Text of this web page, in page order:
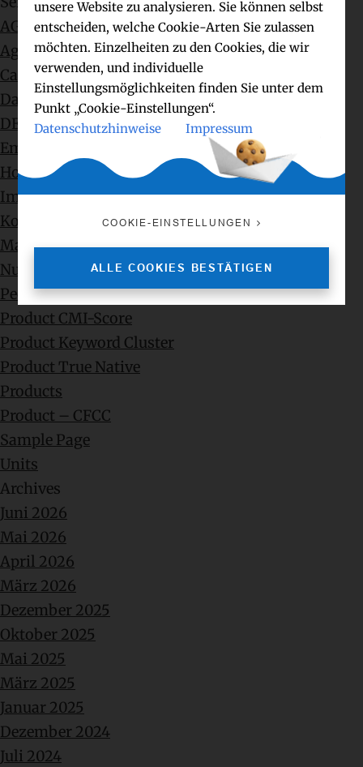
AGB
Agency
Cases
Datenschutz
DEVELOPMENT
Employer Hub
Home
Impressum
Kontakt – Get in touch
Mag
Nutzungsbedingungen
People
Product CMI-Score
Product Keyword Cluster
Product True Native
Products
Product – CFCC
Sample Page
Units
Archives
Juni 2026
Mai 2026
April 2026
März 2026
Dezember 2025
Oktober 2025
Mai 2025
März 2025
Januar 2025
Dezember 2024
Juli 2024
unsere Website zu analysieren. Sie können selbst
entscheiden, welche Cookie-Arten Sie zulassen
möchten. Einzelheiten zu den Cookies, die wir
verwenden, und individuelle
Einstellungsmöglichkeiten finden Sie unter dem
Punkt „Cookie-Einstellungen“.
Datenschutzhinweise
Impressum
COOKIE-EINSTELLUNGEN
ALLE COOKIES BESTÄTIGEN